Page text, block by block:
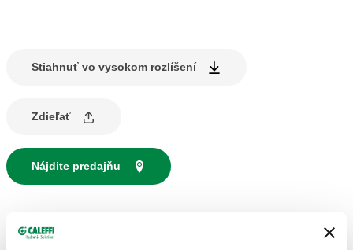
Stiahnuť vo vysokom rozlíšení
Zdieľať
Nájdite predajňu
OPIS PRODUKTU